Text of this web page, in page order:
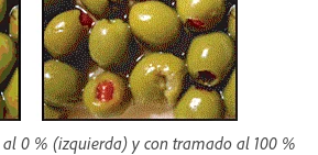
0 % (izquierda) y con tramado al 100 %